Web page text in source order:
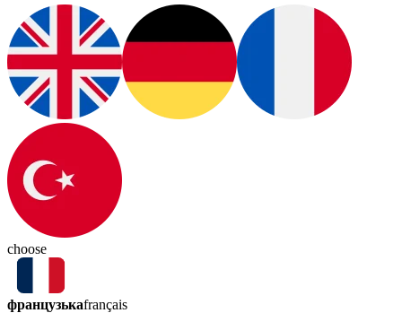
choose
французькаfrançais